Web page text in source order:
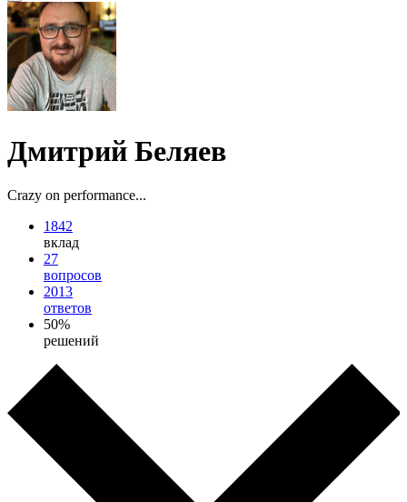
Дмитрий Беляев
Crazy on performance...
1842
вклад
27
вопросов
2013
ответов
50%
решений